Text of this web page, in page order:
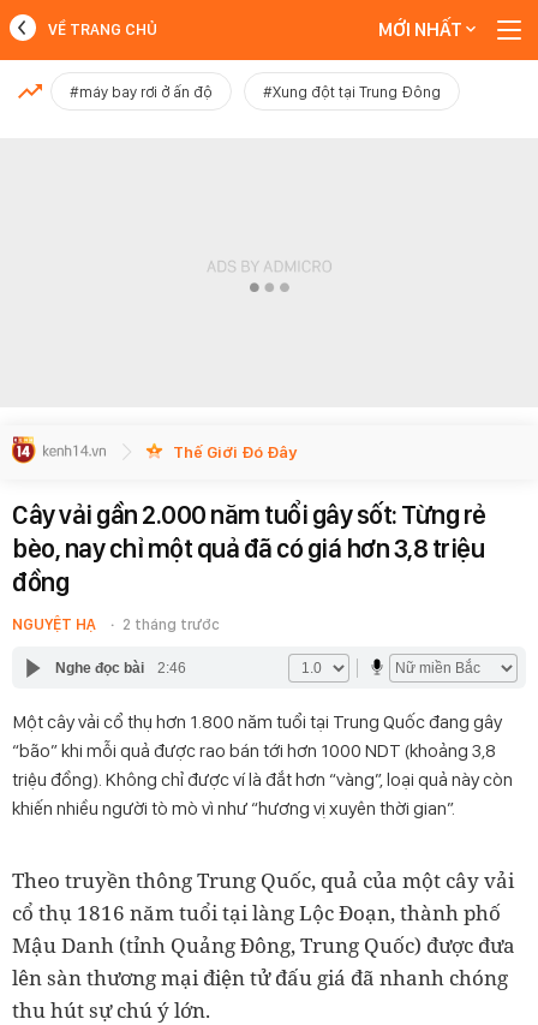
MỚI NHẤT
VỀ TRANG CHỦ MỚI NHẤT
#máy bay rơi ở ấn độ #Xung đột tại Trung Đông
Thế Giới Đó Đây
Cây vải gần 2.000 năm tuổi gây sốt: Từng rẻ
bèo, nay chỉ một quả đã có giá hơn 3,8 triệu
đồng
NGUYỆT HẠ 2 tháng trước
Nghe đọc bài 2:46
Một cây vải cổ thụ hơn 1.800 năm tuổi tại Trung Quốc đang gây
“bão” khi mỗi quả được rao bán tới hơn 1000 NDT (khoảng 3,8
triệu đồng). Không chỉ được ví là đắt hơn “vàng”, loại quả này còn
khiến nhiều người tò mò vì như “hương vị xuyên thời gian”.
Theo truyền thông Trung Quốc, quả của một cây vải
cổ thụ 1816 năm tuổi tại làng Lộc Đoạn, thành phố
Mậu Danh (tỉnh Quảng Đông, Trung Quốc) được đưa
lên sàn thương mại điện tử đấu giá đã nhanh chóng
thu hút sự chú ý lớn.